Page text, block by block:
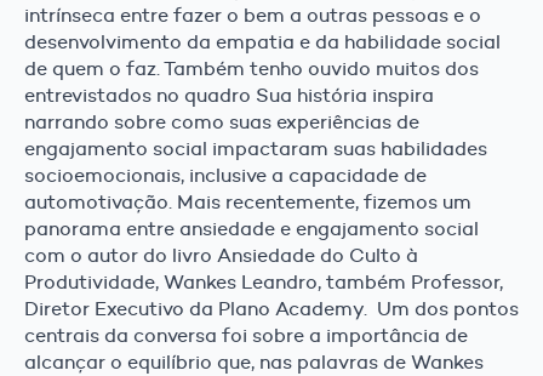
intrínseca entre fazer o bem a outras pessoas e o
desenvolvimento da empatia e da habilidade social
de quem o faz. Também tenho ouvido muitos dos
entrevistados no quadro Sua história inspira
narrando sobre como suas experiências de
engajamento social impactaram suas habilidades
socioemocionais, inclusive a capacidade de
automotivação. Mais recentemente, fizemos um
panorama entre ansiedade e engajamento social
com o autor do livro Ansiedade do Culto à
Produtividade, Wankes Leandro, também Professor,
Diretor Executivo da Plano Academy. Um dos pontos
centrais da conversa foi sobre a importância de
alcançar o equilíbrio que, nas palavras de Wankes